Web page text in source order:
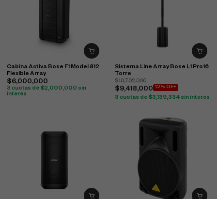
Cabina Activa Bose F1 Model 812
Flexible Array
$6,000,000
3 cuotas de $2,000,000 sin
interés
Sistema Line Array Bose L1 Pro16
Torre
$10,702,000
$9,418,000 12% OFF
3 cuotas de $3,139,334 sin interés